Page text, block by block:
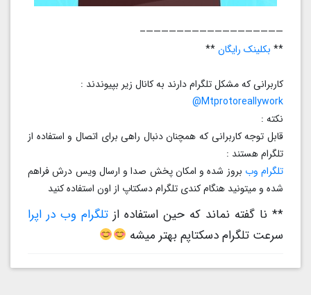
——————————————————–
**بکلینک رایگان**
کاربرانی که مشکل تلگرام دارند به کانال زیر بپیوندند :
Mtprotoreallywork@
نکته :
قابل توجه کاربرانی که همچنان دنبال راهی برای اتصال و استفاده از
تلگرام هستند :
تلگرام وببروز شده و امکان پخش صدا و ارسال ویس درش فراهم
شده و میتونید هنگام کندی تلگرام دسکتاپ از اون استفاده کنید
** نا گفته نماند که حین استفاده از تلگرام وب در اپرا
سرعت تلگرام دسکتاپم بهتر میشه